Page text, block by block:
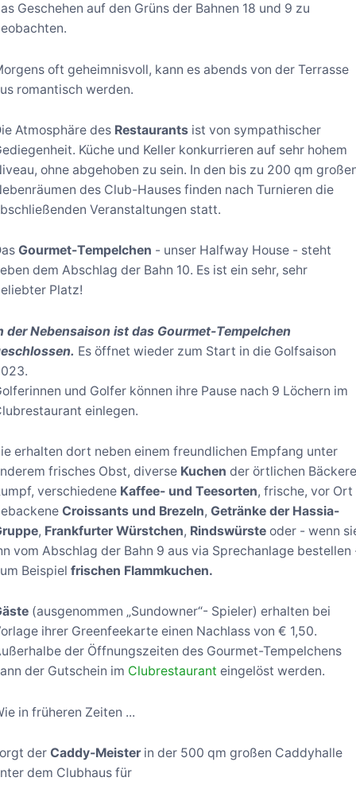
Geschehen auf den Grüns der Bahnen 18 und 9 zu
oft geheimnisvoll, kann es abends von der Terrasse
romantisch werden.
Atmosphäre des Restaurants ist von sympathischer
Küche und Keller konkurrieren auf sehr hohem
ohne abgehoben zu sein. In den bis zu 200 qm
des Club-Hauses finden nach Turnieren die
Veranstaltungen statt.
Gourmet-Tempelchen - unser Halfway House - steht
dem Abschlag der Bahn 10. Es ist ein sehr, sehr
Platz!
der Nebensaison ist das Gourmet-Tempelchen
Es öffnet wieder zum Start in die Golfsaison
und Golfer können ihre Pause nach 9 Löchern im
einlegen.
erhalten dort neben einem freundlichen Empfang unter
frisches Obst, diverse Kuchen der örtlichen
verschiedene Kaffee- und Teesorten, frische, vor Ort
Croissants und Brezeln,Getränke der Hassia-
, Frankfurter Würstchen, Rindswürste oder - wenn
vom Abschlag der Bahn 9 aus via Sprechanlage bestellen
Beispielfrischen Flammkuchen.
(ausgenommen „Sundowner“- Spieler) erhalten bei
ihrer Greenfeekarte einen Nachlass von € 1,50.
der Öffnungszeiten des Gourmet-Tempelchens
der Gutschein im Clubrestaurant eingelöst werden.
in früheren Zeiten ...
derCaddy-Meisterin der 500 qm großen Caddyhalle
dem Clubhaus für